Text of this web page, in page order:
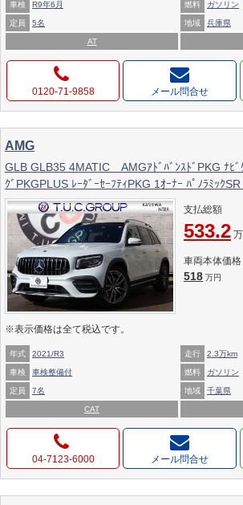
車検 R9年6月 燃料 ガソリン
定員 5名 地域 兵庫県
AT
0120-71-9858 メール問合せ
AMG
GLB GLB35 4MATIC AMGｱﾄﾞﾊﾞﾝｽﾄﾞPKG ﾅﾋﾞ
ｸﾞPKGPLUS ﾚｰﾀﾞｰｾｰﾌﾃｨPKG 1ｵｰﾅｰ ﾊﾟﾉﾗﾐｯｸSR
ﾝﾁﾚｰﾀｰ MBUX 10.25ｲﾝﾁﾅﾋﾞ地ﾃﾞｼﾞ 360度ｶﾒﾗ ﾜｲﾔ
AMG19AW 2年保証
支払総額
533.2
車両本体価格
518 万円
※表示価格は全て税込です。
年式 2021/R3 走行 2.3万km
車検 車検整備付 燃料 ガソリン
定員 7名 地域 千葉県
CAT
04-7123-6000 メール問合せ